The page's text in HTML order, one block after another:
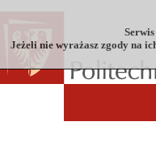
Jeżeli nie wyrażasz zgody na